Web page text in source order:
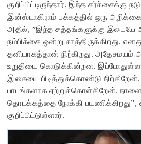
குறிப்பிட்டிருந்தார். இந்த சர்ச்சைக்கு
இன்ஸ்டாகிராம் பக்கத்தில் ஒரு அறிக்கை
அதில், ”இந்த சத்தங்களுக்கு இடையே
நம்பிக்கை ஒன்று காத்திருக்கிறது.
தனியாகத்தான் நிற்கிறது.
உறுதியை கொடுக்கின்றன. இப்போதுள்ள
இசையை பிடித்துக்கொண்டு
பாடங்களாக ஏற்றுக்கொள்கிறேன். நாளைய
தொடக்கத்தை நோக்கி பயணிக்கிறது”,
குறிப்பிட்டுள்ளார்.